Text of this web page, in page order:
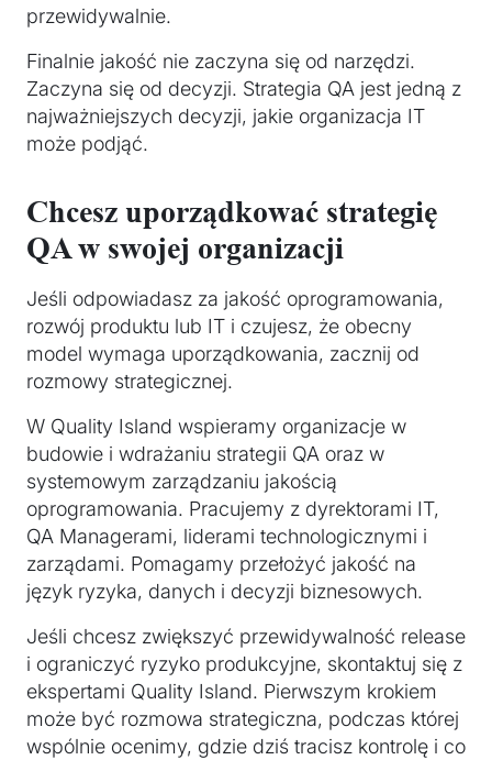
przewidywalnie.
Finalnie jakość nie zaczyna się od narzędzi.
Zaczyna się od decyzji. Strategia QA jest jedną z
najważniejszych decyzji, jakie organizacja IT
może podjąć.
Chcesz uporządkować strategię
QA w swojej organizacji
Jeśli odpowiadasz za jakość oprogramowania,
rozwój produktu lub IT i czujesz, że obecny
model wymaga uporządkowania, zacznij od
rozmowy strategicznej.
W Quality Island wspieramy organizacje w
budowie i wdrażaniu strategii QA oraz w
systemowym zarządzaniu jakością
oprogramowania. Pracujemy z dyrektorami IT,
QA Managerami, liderami technologicznymi i
zarządami. Pomagamy przełożyć jakość na
język ryzyka, danych i decyzji biznesowych.
Jeśli chcesz zwiększyć przewidywalność release
i ograniczyć ryzyko produkcyjne, skontaktuj się z
ekspertami Quality Island. Pierwszym krokiem
może być rozmowa strategiczna, podczas której
wspólnie ocenimy, gdzie dziś tracisz kontrolę i co